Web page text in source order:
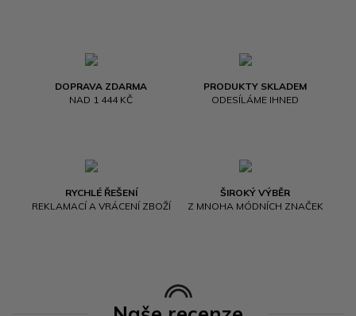
DOPRAVA ZDARMA
NAD 1 444 KČ
PRODUKTY SKLADEM
ODESÍLÁME IHNED
RYCHLÉ ŘEŠENÍ
REKLAMACÍ A VRÁCENÍ ZBOŽÍ
ŠIROKÝ VÝBĚR
Z MNOHA MÓDNÍCH ZNAČEK